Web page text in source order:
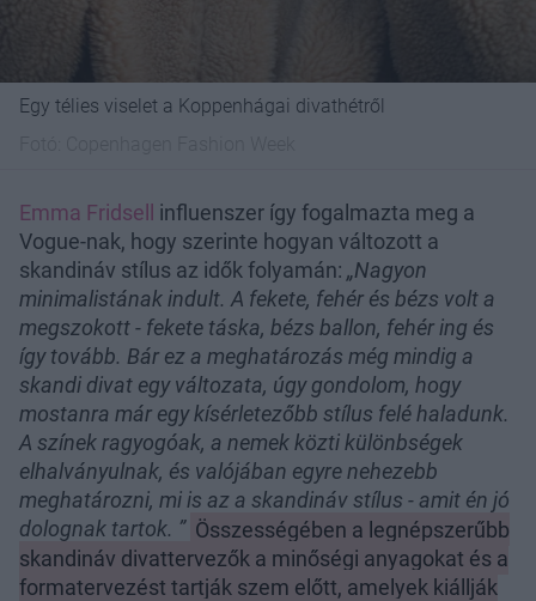
Egy télies viselet a Koppenhágai divathétről
Emma Fridsell
influenszer így fogalmazta meg a
Vogue-nak, hogy szerinte hogyan változott a
skandináv stílus az idők folyamán: „Nagyon
minimalistának indult. A fekete, fehér és bézs volt a
megszokott - fekete táska, bézs ballon, fehér ing és
így tovább. Bár ez a meghatározás még mindig a
skandi divat egy változata, úgy gondolom, hogy
mostanra már egy kísérletezőbb stílus felé haladunk.
A színek ragyogóak, a nemek közti különbségek
elhalványulnak, és valójában egyre nehezebb
meghatározni, mi is az a skandináv stílus - amit én jó
dolognak tartok. ” Összességében a legnépszerűbb
skandináv divattervezők a minőségi anyagokat és a
formatervezést tartják szem előtt, amelyek kiállják